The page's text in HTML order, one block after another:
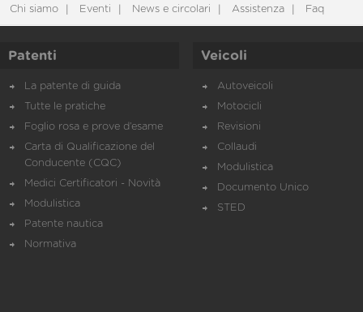
Chi siamo Eventi News e circolari Assistenza Faq
Patenti
La patente di guida
Tutte le pratiche
Foglio rosa e prove d’esame
Carta di Qualificazione del
Conducente (CQC)
Medici Certificatori - Novità
Modulistica
Patente nautica
Normativa
Veicoli
Autoveicoli
Motocicli
Revisioni
Collaudi
Modulistica
Documento Unico
STED